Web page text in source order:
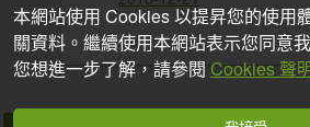
本網站使用 Cookies 以提昇您的使用
關資料。繼續使用本網站表示您同意
您想進一步了解，請參閱 Cookies 聲